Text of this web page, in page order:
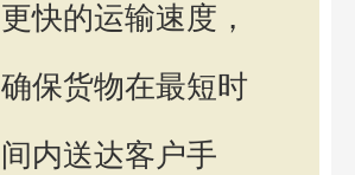
更快的运输速度，
确保货物在最短时
间内送达客户手